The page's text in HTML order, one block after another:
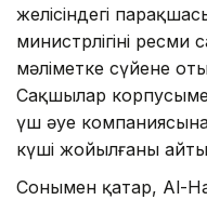
желісіндегі
министрлігінің
мәліметке сүйене
Сақшылар
үш әуе
күші жойылғаны
Сонымен қатар, Al-